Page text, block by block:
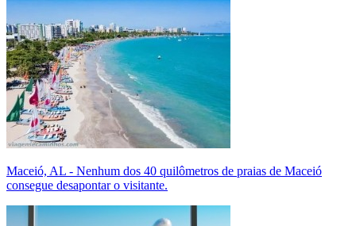
Maceió, AL - Nenhum dos 40 quilômetros de praias de Maceió
consegue desapontar o visitante.